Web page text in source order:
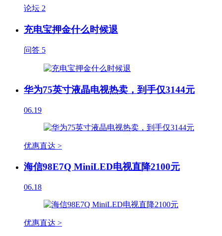
论坛 2
充电宝押金什么时候退
问答 5
华为75英寸液晶电视热卖，到手仅3144元
06.19
优惠直达 >
海信98E7Q MiniLED电视直降2100元
06.18
优惠直达 >